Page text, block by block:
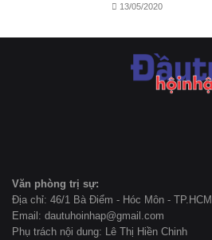
13/05/2020
Văn phòng trị sự:
Địa chỉ: 46/1 Bà Điểm - Hóc Môn - TP.HCM
Email: dautuhoinhap@gmail.com
Phụ trách nội dung: Lê Thị Hiền Chinh